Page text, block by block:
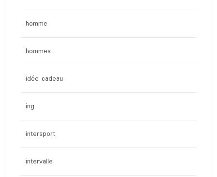
homme
hommes
idée cadeau
ing
intersport
intervalle